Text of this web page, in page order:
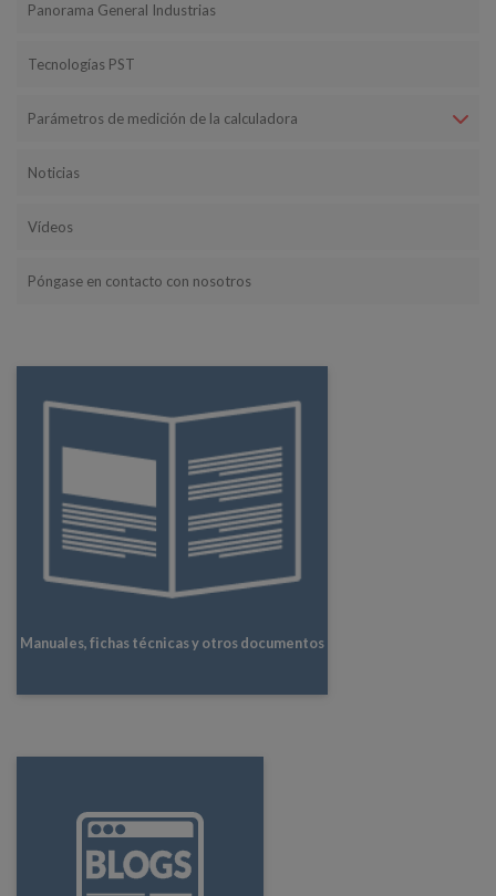
Panorama General Industrias
Tecnologías PST
Parámetros de medición de la calculadora
Noticias
Vídeos
Póngase en contacto con nosotros
Manuales, fichas técnicas y otros documentos